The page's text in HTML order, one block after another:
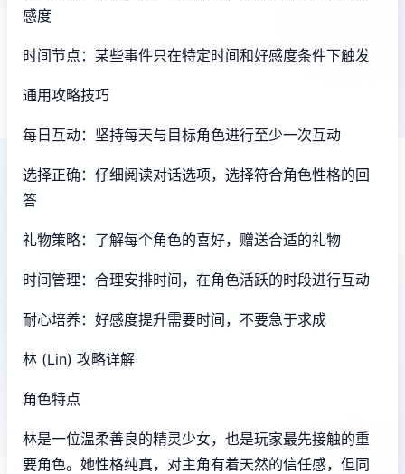
感度
时间节点：某些事件只在特定时间和好感度条件下触发
通用攻略技巧
每日互动：坚持每天与目标角色进行至少一次互动
选择正确：仔细阅读对话选项，选择符合角色性格的回
答
礼物策略：了解每个角色的喜好，赠送合适的礼物
时间管理：合理安排时间，在角色活跃的时段进行互动
耐心培养：好感度提升需要时间，不要急于求成
林 (Lin) 攻略详解
角色特点
林是一位温柔善良的精灵少女，也是玩家最先接触的重
要角色。她性格纯真，对主角有着天然的信任感，但同